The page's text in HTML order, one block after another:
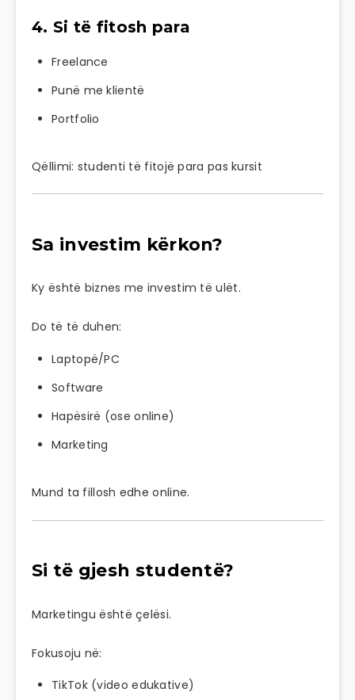
4. Si të fitosh para
Freelance
Punë me klientë
Portfolio
Qëllimi: studenti të fitojë para pas kursit
Sa investim kërkon?
Ky është biznes me investim të ulët.
Do të të duhen:
Laptopë/PC
Software
Hapësirë (ose online)
Marketing
Mund ta fillosh edhe online.
Si të gjesh studentë?
Marketingu është çelësi.
Fokusoju në:
TikTok (video edukative)